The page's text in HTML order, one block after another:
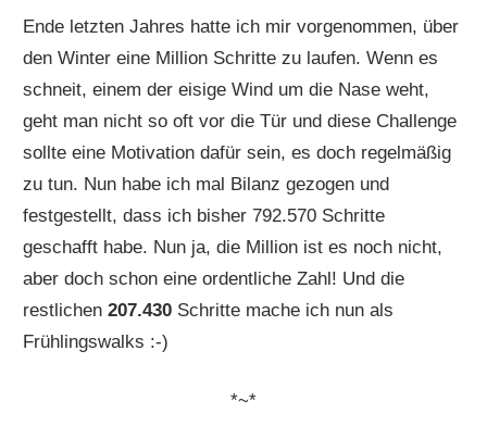
Ende letzten Jahres hatte ich mir vorgenommen, über
den Winter eine Million Schritte zu laufen. Wenn es
schneit, einem der eisige Wind um die Nase weht,
geht man nicht so oft vor die Tür und diese Challenge
sollte eine Motivation dafür sein, es doch regelmäßig
zu tun. Nun habe ich mal Bilanz gezogen und
festgestellt, dass ich bisher 792.570 Schritte
geschafft habe. Nun ja, die Million ist es noch nicht,
aber doch schon eine ordentliche Zahl! Und die
restlichen 207.430 Schritte mache ich nun als
Frühlingswalks :-)
*~*